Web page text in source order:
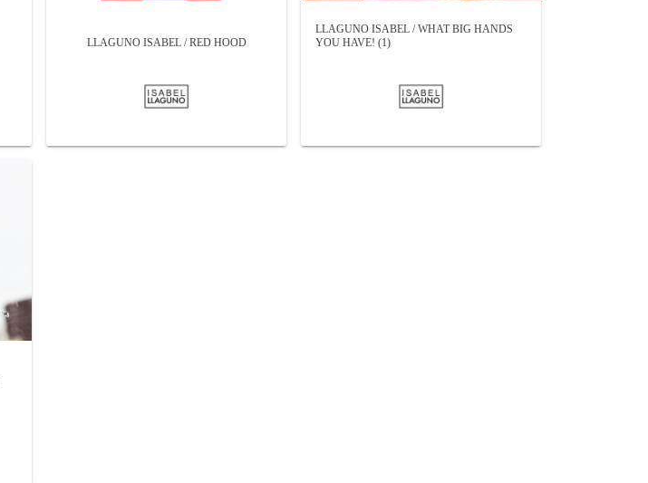
LLAGUNO ISABEL / RED HOOD
LLAGUNO ISABEL / WHAT BIG HANDS
YOU HAVE! (1)